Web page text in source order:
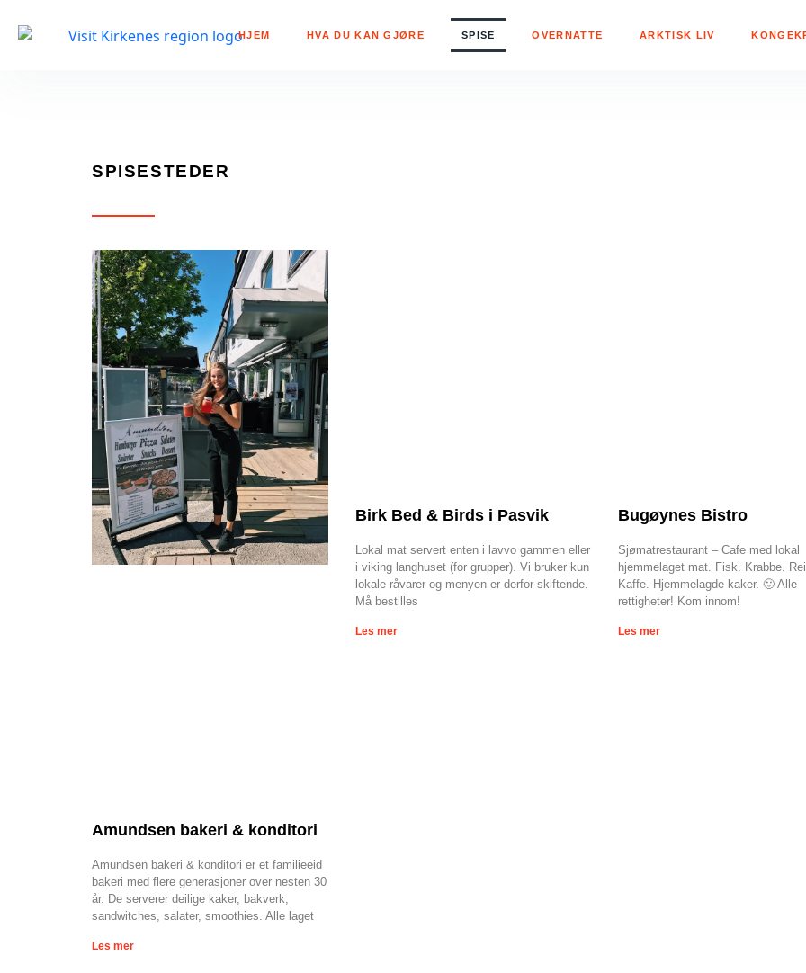
HJEM HVA DU KAN GJØRE SPISE OVERNATTE ARKTISK LIV
SPISESTEDER
Amundsen bakeri & konditori
Amundsen bakeri & konditori er et familieeid
bakeri med flere generasjoner over nesten 30
år. De serverer deilige kaker, bakverk,
sandwitches, salater, smoothies. Alle laget
Les mer
Birk Bed & Birds i Pasvik
Lokal mat servert enten i lavvo gammen eller
i viking langhuset (for grupper). Vi bruker kun
lokale råvarer og menyen er derfor skiftende.
Må bestilles
Les mer
Bugøynes Bistro
Sjømatrestaurant – Cafe med lokal
hjemmelaget mat. Fisk. Krabbe.
Kaffe. Hjemmelagde kaker. 🙂 Alle
rettigheter! Kom innom!
Les mer